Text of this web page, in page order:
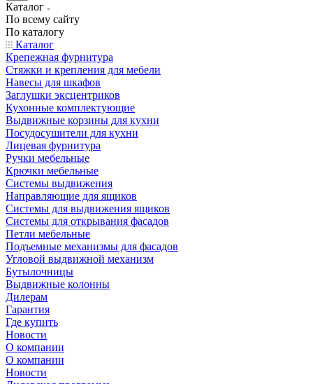
Каталог
По всему сайту
По каталогу
Каталог
Крепежная фурнитура
Стяжки и крепления для мебели
Навесы для шкафов
Заглушки эксцентриков
Кухонные комплектующие
Выдвижные корзины для кухни
Посудосушители для кухни
Лицевая фурнитура
Ручки мебельные
Крючки мебельные
Системы выдвижения
Направляющие для ящиков
Системы для выдвижения ящиков
Системы для открывания фасадов
Петли мебельные
Подъемные механизмы для фасадов
Угловой выдвижной механизм
Бутылочницы
Выдвижные колонны
Дилерам
Гарантия
Где купить
Новости
О компании
О компании
Новости